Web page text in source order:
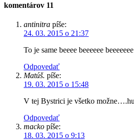
komentárov 11
antinitra píše:
24. 03. 2015 o 21:37
To je same beeee beeeeee
Odpovedať
Matúš. píše:
19. 03. 2015 o 15:48
V tej Bystrici je všetko
Odpovedať
macko píše:
18. 03. 2015 o 9:13